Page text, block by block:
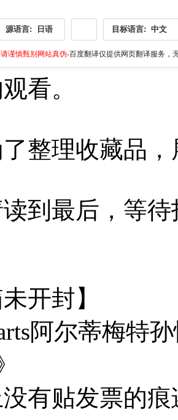
源语言: 日语 目标语言: 中文
请谨慎甄别网站真伪-百度翻译仅提供网页翻译服务，